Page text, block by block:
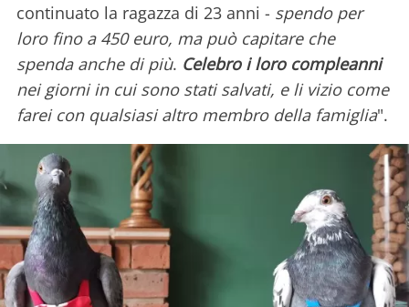
continuato la ragazza di 23 anni - spendo per
loro fino a 450 euro, ma può capitare che
spenda anche di più. Celebro i loro compleanni
nei giorni in cui sono stati salvati, e li vizio come
farei con qualsiasi altro membro della famiglia".